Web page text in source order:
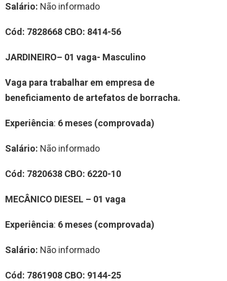
Salário: Não informado
Cód: 7828668 CBO: 8414-56
JARDINEIRO– 01 vaga- Masculino
Vaga para trabalhar em empresa de
beneficiamento de artefatos de borracha.
Experiência: 6 meses (comprovada)
Salário: Não informado
Cód: 7820638 CBO: 6220-10
MECÂNICO DIESEL – 01 vaga
Experiência: 6 meses (comprovada)
Salário: Não informado
Cód: 7861908 CBO: 9144-25